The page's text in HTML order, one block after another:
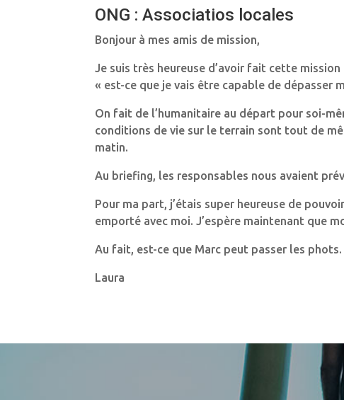
ONG : Associatios locales
Bonjour à mes amis de mission,
Je suis très heureuse d’avoir fait cette
« est-ce que je vais être capable de dépasser
On fait de l’humanitaire au départ pour soi-
conditions de vie sur le terrain sont tout de
matin.
Au briefing, les responsables nous avaient
Pour ma part, j’étais super heureuse de
emporté avec moi. J’espère maintenant que
Au fait, est-ce que Marc peut passer les
Laura